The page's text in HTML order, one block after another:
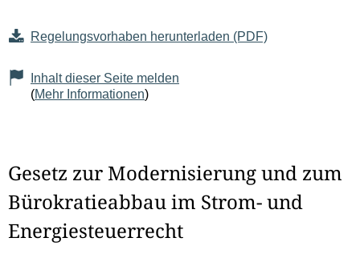
Regelungsvorhaben herunterladen (PDF)
Inhalt dieser Seite melden
(Mehr Informationen)
Gesetz zur Modernisierung und zum
Bürokratieabbau im Strom- und
Energiesteuerrecht